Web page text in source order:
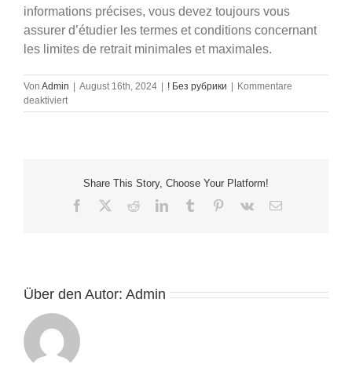
informations précises, vous devez toujours vous
assurer d’étudier les termes et conditions concernant
les limites de retrait minimales et maximales.
Von Admin | August 16th, 2024 | ! Без рубрики | Kommentare
deaktiviertfür
1Win
ultime
pour
les
Share This Story, Choose Your Platform!
Facebook RedditLinkedInTumblr Pinterest
Vk
E-
Über den Autor: Admin